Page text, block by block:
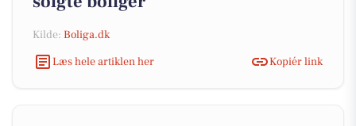
Kilde: Boliga.dk
Læs hele artiklen her
Kopiér link